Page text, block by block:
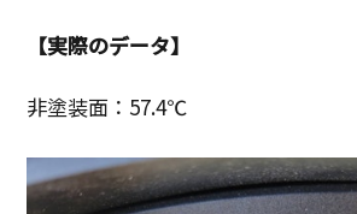
【実際のデータ】
非塗装面：57.4℃